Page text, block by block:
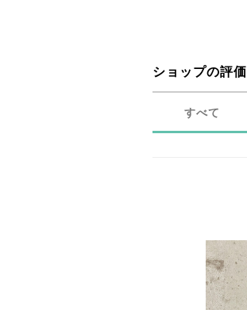
ショップの評価
すべて